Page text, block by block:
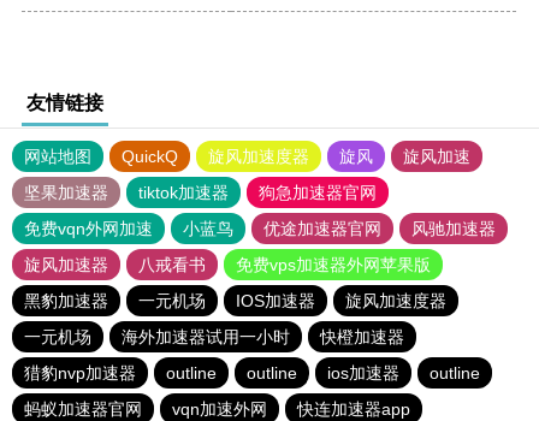
友情链接
网站地图 QuickQ 旋风加速度器 旋风
旋风加速
坚果加速器
tiktok加速器
狗急加速器官网
免费vqn外网加速
小蓝鸟 优途加速器官网
风驰加速器
旋风加速器
八戒看书
免费vps加速器外网苹果版
黑豹加速器
一元机场 IOS加速器
旋风加速度器
一元机场
海外加速器试用一小时
快橙加速器
猎豹nvp加速器
outline outline ios加速器
outline
蚂蚁加速器官网
vqn加速外网
快连加速器app